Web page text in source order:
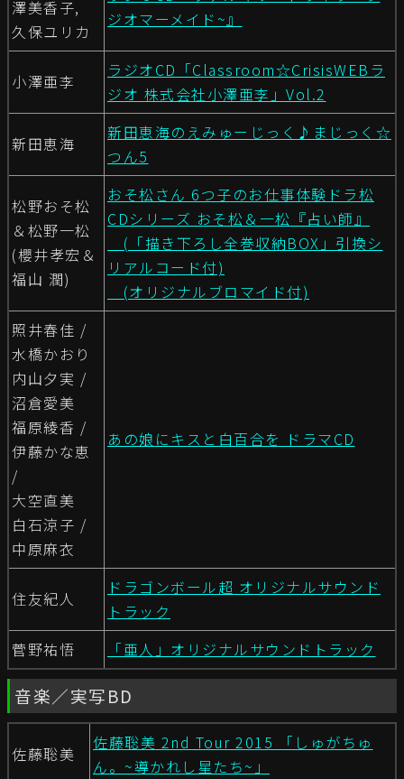
澤美香子,
久保ユリカ
ジオマーメイド~』
小澤亜李
ラジオCD「Classroom☆CrisisWEBラ
ジオ 株式会社小澤亜李」Vol.2
新田恵海
新田恵海のえみゅーじっく♪まじっく☆
つん5
松野おそ松
＆松野一松
(櫻井孝宏＆
福山 潤)
おそ松さん 6つ子のお仕事体験ドラ松
CDシリーズ おそ松＆一松『占い師』
(「描き下ろし全巻収納BOX」引換シ
リアルコード付)
(オリジナルブロマイド付)
照井春佳 /
水橋かおり
内山夕実 /
沼倉愛美
福原綾香 /
伊藤かな恵
/
大空直美
白石涼子 /
中原麻衣
あの娘にキスと白百合を ドラマCD
住友紀人
ドラゴンボール超 オリジナルサウンド
トラック
菅野祐悟
「亜人」オリジナルサウンドトラック
音楽／実写BD
佐藤聡美
佐藤聡美 2nd Tour 2015 「しゅがちゅ
ん。~導かれし星たち~」